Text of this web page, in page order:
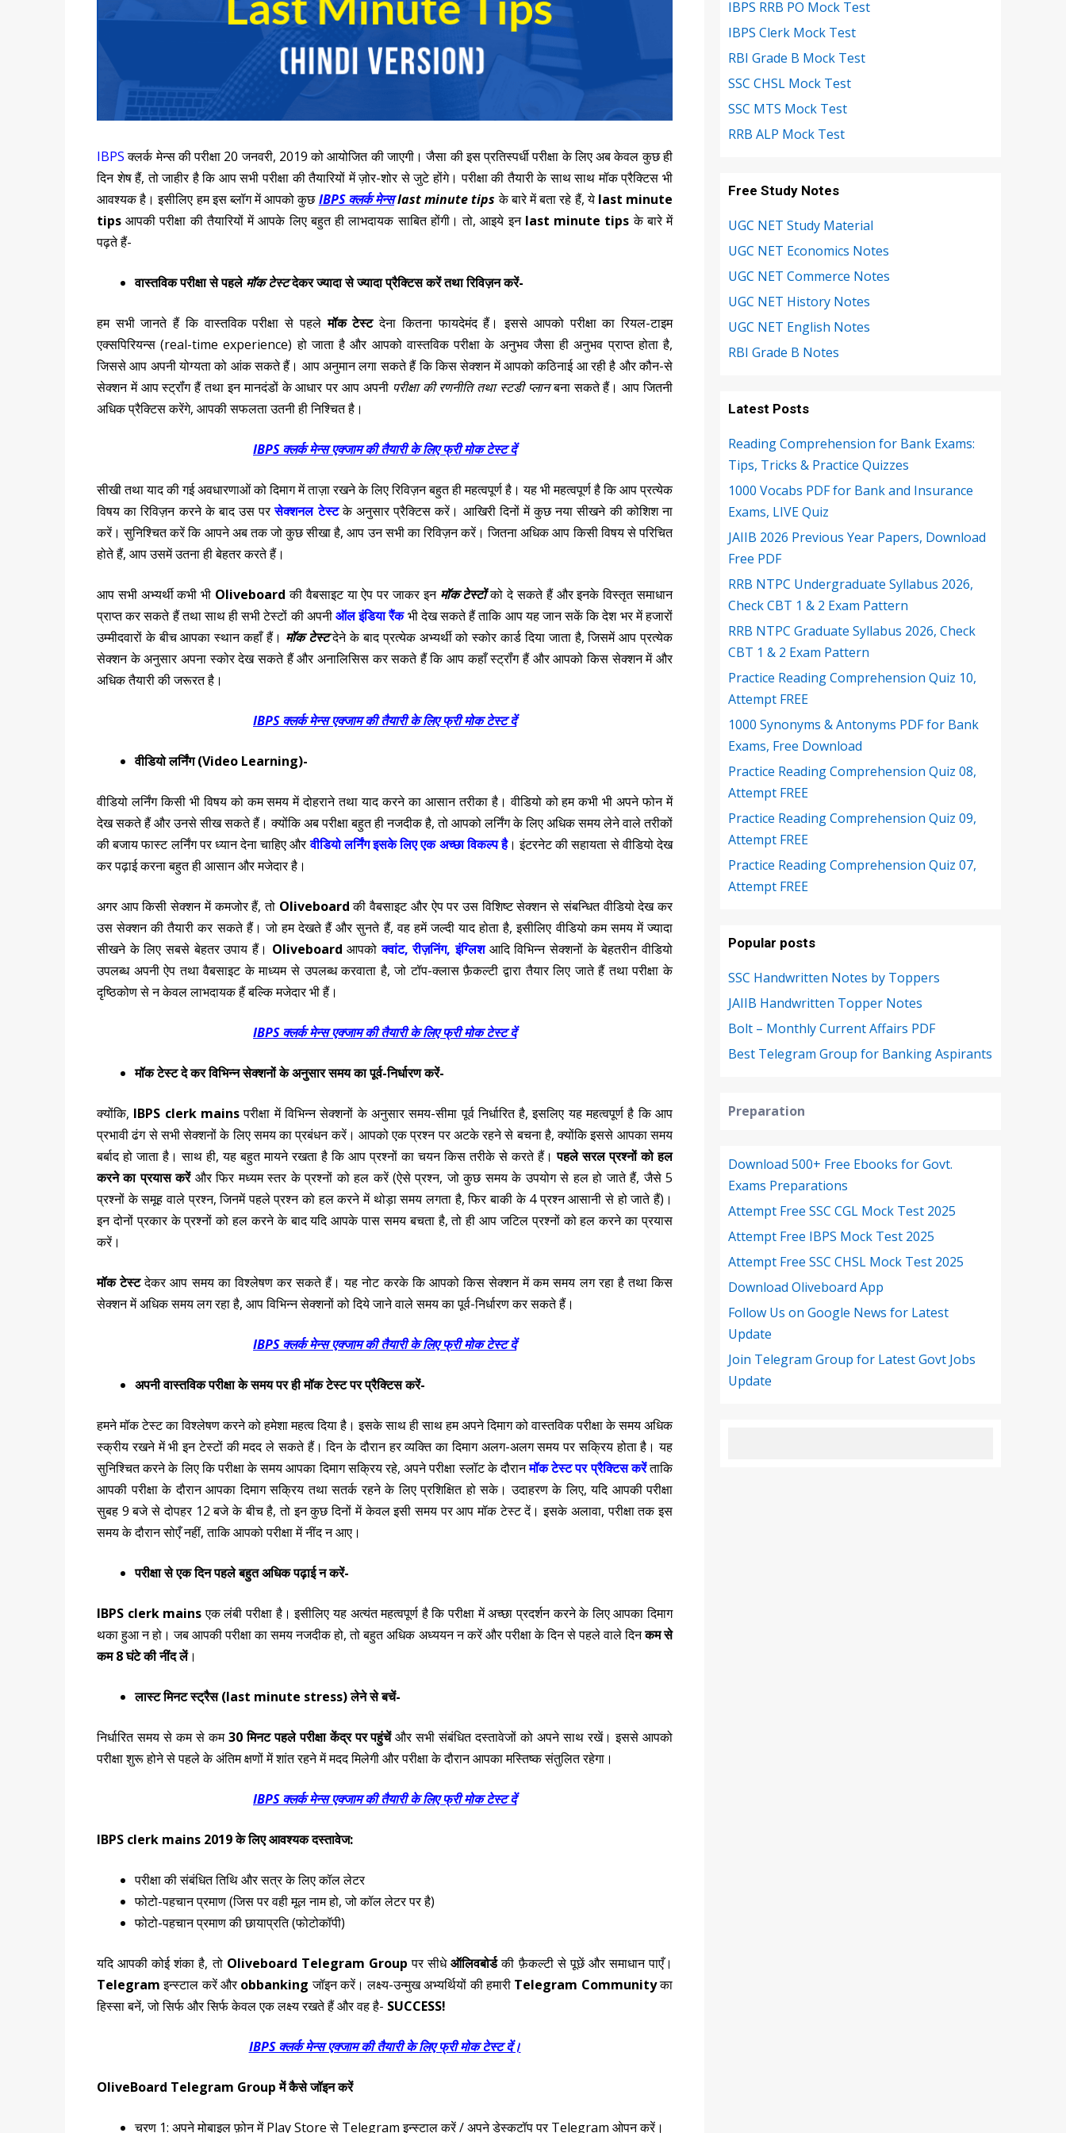
IBPSक्लर्क मेन्स की परीक्षा 20 जनवरी, 2019को आयोजित की जाएगी। जैसा की इस प्रतिस्पर्धी परीक्षा के लिए अब केवल कुछ ही
दिन शेष हैं,तो जाहीर है कि आप सभी परीक्षा की तैयारियों में ज़ोर-शोर से जुटे होंगे। परीक्षा की तैयारी के साथ साथ मॉक प्रैक्टिस भी
आवश्यक है। इसीलिए हम इस ब्लॉग में आपको कुछIBPS क्लर्क मेन्सlast minute tips के बारे में बता रहे हैं, ये last minute
tips आपकी परीक्षा की तैयारियों में आपके लिए बहुत ही लाभदायक साबित होंगी। तो, आइये इन last minute tips के बारे में
पढ़ते हैं-
वास्तविक परीक्षा से पहलेमॉक टेस्टदेकर ज्यादा से ज्यादा प्रैक्टिस करें तथा रिविज़न करें-
हम सभी जानते हैं कि वास्तविक परीक्षा से पहलेमॉक टेस्टदेना कितना फायदेमंद हैं। इससे आपको परीक्षा का रियल-टाइम
एक्सपिरियन्स (real-time experience) हो जाता है और आपको वास्तविक परीक्षा के अनुभव जैसा ही अनुभव प्राप्त होता है,
जिससे आप अपनी योग्यता को आंक सकते हैं। आप अनुमान लगा सकते हैं कि किस सेक्शन में आपको कठिनाई आ रही है और कौन-से
सेक्शन में आप स्ट्रॉंग हैं तथा इन मानदंडों के आधार पर आप अपनी परीक्षा की रणनीति तथा स्टडी प्लानबना सकते हैं। आप जितनी
अधिक प्रैक्टिस करेंगे, आपकी सफलता उतनी ही निश्चित है।
IBPS क्लर्क मेन्स एक्जाम की तैयारी के लिए फ्री मोक टेस्ट दें
सीखी तथा याद की गई अवधारणाओं को दिमाग में ताज़ा रखने के लिए रिविज़न बहुत ही महत्वपूर्ण है। यह भी महत्वपूर्ण है कि आप प्रत्येक
विषय का रिविज़न करने के बाद उस परसेक्शनल टेस्टके अनुसार प्रैक्टिस करें। आखिरी दिनों में कुछ नया सीखने की कोशिश ना
करें। सुनिश्चित करें कि आपने अब तक जो कुछ सीखा है, आप उन सभी का रिविज़न करें। जितना अधिक आप किसी विषय से परिचित
होते हैं, आप उसमें उतना ही बेहतर करते हैं।
आप सभी अभ्यर्थी कभी भी Oliveboard की वैबसाइट या ऐप पर जाकर इन मॉक टेस्टोंको दे सकते हैं और इनके विस्तृत समाधान
प्राप्त कर सकते हैं तथा साथ ही सभी टेस्टों की अपनीऑल इंडिया रैंकभी देख सकते हैं ताकि आप यह जान सकें कि देश भर में हजारों
उम्मीदवारों के बीच आपका स्थान कहाँ हैं। मॉक टेस्टदेने के बाद प्रत्येक अभ्यर्थी को स्कोर कार्ड दिया जाता है, जिसमें आप प्रत्येक
सेक्शन के अनुसार अपना स्कोर देख सकते हैं और अनालिसिस कर सकते हैं कि आप कहाँ स्ट्रॉंग हैं और आपको किस सेक्शन में और
अधिक तैयारी की जरूरत है।
IBPS क्लर्क मेन्स एक्जाम की तैयारी के लिए फ्री मोक टेस्ट दें
वीडियो लर्निंग (Video Learning)-
वीडियो लर्निंग किसी भी विषय को कम समय में दोहराने तथा याद करने का आसान तरीका है। वीडियो को हम कभी भी अपने फोन में
देख सकते हैं और उनसे सीख सकते हैं। क्योंकि अब परीक्षा बहुत ही नजदीक है, तो आपको लर्निंग के लिए अधिक समय लेने वाले तरीकों
की बजाय फास्ट लर्निंग पर ध्यान देना चाहिए औरवीडियो लर्निंग इसके लिए एक अच्छा विकल्प है। इंटरनेट की सहायता से वीडियो देख
कर पढ़ाई करना बहुत ही आसान और मजेदार है।
अगर आप किसी सेक्शन में कमजोर हैं, तो Oliveboardकी वैबसाइट और ऐप पर उस विशिष्ट सेक्शन से संबन्धित वीडियो देख कर
उस सेक्शन की तैयारी कर सकते हैं। जो हम देखते हैं और सुनते हैं, वह हमें जल्दी याद होता है, इसीलिए वीडियो कम समय में ज्यादा
सीखने के लिए सबसे बेहतर उपाय हैं। Oliveboard आपकोक्वांट, रीज़निंग, इंग्लिशआदि विभिन्न सेक्शनों केबेहतरीन वीडियो
उपलब्ध अपनी ऐप तथा वैबसाइट के माध्यम से उपलब्ध करवाता है, जो टॉप-क्लास फ़ैकल्टी द्वारा तैयार लिए जाते हैं तथा परीक्षा के
दृष्ठिकोण से न केवल लाभदायक हैं बल्कि मजेदार भी हैं।
IBPS क्लर्क मेन्स एक्जाम की तैयारी के लिए फ्री मोक टेस्ट दें
मॉक टेस्ट दे कर विभिन्न सेक्शनों के अनुसार समय का पूर्व-निर्धारण करें-
क्योंकि, IBPS clerk mainsपरीक्षा में विभिन्न सेक्शनों के अनुसार समय-सीमा पूर्व निर्धारित है, इसलिए यह महत्वपूर्ण है कि आप
प्रभावी ढंग से सभी सेक्शनों के लिए समय का प्रबंधन करें। आपको एक प्रश्न पर अटके रहने से बचना है, क्योंकि इससे आपका समय
बर्बाद हो जाता है। साथ ही, यह बहुत मायने रखता है कि आप प्रश्नों का चयन किस तरीके से करते हैं।पहले सरल प्रश्नों को हल
करने का प्रयास करेंऔर फिर मध्यम स्तर के प्रश्नों को हल करें (ऐसे प्रश्न, जो कुछ समय के उपयोग से हल हो जाते हैं, जैसे 5
प्रश्नों के समूह वाले प्रश्न, जिनमें पहले प्रश्न को हल करने में थोड़ा समय लगता है, फिर बाकी के 4 प्रश्न आसानी से हो जाते हैं)।
इन दोनों प्रकार के प्रश्नों को हल करने के बाद यदि आपके पास समय बचता है, तो ही आप जटिल प्रश्नों को हल करने का प्रयास
करें।
मॉक टेस्टदेकर आप समय का विश्लेषण कर सकते हैं। यह नोट करके कि आपको किस सेक्शन में कम समय लग रहा है तथा किस
सेक्शन में अधिक समय लग रहा है, आप विभिन्न सेक्शनों को दिये जाने वाले समय का पूर्व-निर्धारण कर सकते हैं।
IBPS क्लर्क मेन्स एक्जाम की तैयारी के लिए फ्री मोक टेस्ट दें
अपनी वास्तविक परीक्षा के समय पर ही मॉक टेस्ट पर प्रैक्टिस करें-
हमने मॉक टेस्ट का विश्लेषण करने को हमेशा महत्व दिया है। इसके साथ ही साथ हम अपने दिमाग को वास्तविक परीक्षा के समय अधिक
स्क्रीय रखने में भी इन टेस्टों की मदद ले सकते हैं। दिन के दौरान हर व्यक्ति का दिमाग अलग-अलग समय पर सक्रिय होता है। यह
सुनिश्चित करने के लिए कि परीक्षा के समय आपका दिमाग सक्रिय रहे, अपने परीक्षा स्लॉट के दौरानमॉक टेस्ट पर प्रैक्टिस करेंताकि
आपकी परीक्षा के दौरान आपका दिमाग सक्रिय तथा सतर्क रहने के लिए प्रशिक्षित हो सके। उदाहरण के लिए, यदि आपकी परीक्षा
सुबह 9 बजे से दोपहर 12 बजे के बीच है, तो इन कुछ दिनों में केवल इसी समय पर आप मॉक टेस्ट दें। इसके अलावा, परीक्षा तक इस
समय के दौरान सोएँ नहीं, ताकि आपको परीक्षा में नींद न आए।
परीक्षा से एक दिन पहले बहुत अधिक पढ़ाई न करें-
IBPS clerk mainsएक लंबी परीक्षा है। इसीलिए यह अत्यंत महत्वपूर्ण है कि परीक्षा में अच्छा प्रदर्शन करने के लिए आपका दिमाग
थका हुआ न हो। जब आपकी परीक्षा का समय नजदीक हो, तो बहुत अधिक अध्ययन न करें और परीक्षा के दिन से पहले वाले दिनकम से
कम 8 घंटे की नींद लें।
लास्ट मिनट स्ट्रैस (last minute stress) लेने से बचें-
निर्धारित समय से कम से कम30 मिनट पहले परीक्षा केंद्र पर पहुंचेंऔर सभी संबंधित दस्तावेजों को अपने साथ रखें। इससे आपको
परीक्षा शुरू होने से पहले के अंतिम क्षणों में शांत रहने में मदद मिलेगी और परीक्षा के दौरान आपका मस्तिष्क संतुलित रहेगा।
IBPS क्लर्क मेन्स एक्जाम की तैयारी के लिए फ्री मोक टेस्ट दें
IBPS clerk mains 2019 के लिए आवश्यक दस्तावेज:
परीक्षा की संबंधित तिथि और सत्र के लिए कॉल लेटर
फोटो-पहचान प्रमाण (जिस पर वही मूल नाम हो, जो कॉल लेटर पर है)
फोटो-पहचान प्रमाण की छायाप्रति (फोटोकॉपी)
यदि आपकी कोई शंका है,तो Oliveboard Telegram Group पर सीधेऑलिवबोर्डकी फ़ैकल्टी से पूछें और समाधान पाएँ।
Telegramइन्स्टाल करें औरobbanking जॉइन करें। लक्ष्य-उन्मुख अभ्यर्थियों की हमारी Telegram Communityका
हिस्सा बनें,जो सिर्फ और सिर्फ केवल एक लक्ष्य रखते हैं और वह है- SUCCESS!
IBPS क्लर्क मेन्स एक्जाम की तैयारी के लिए फ्री मोक टेस्ट दें।
OliveBoard Telegram Group में कैसे जॉइन करें
चरण 1: अपने मोबाइल फ़ोन मेंPlayStoreसे Telegramइन्स्टाल करें / अपने डेस्कटॉप परTelegram ओपन करें।
IBPS RRB PO Mock Test
IBPS Clerk Mock Test
RBI Grade B Mock Test
SSC CHSL Mock Test
SSC MTS Mock Test
RRB ALP Mock Test
Free Study Notes
UGC NET Study Material
UGC NET Economics Notes
UGC NET Commerce Notes
UGC NET History Notes
UGC NET English Notes
RBI Grade B Notes
Latest Posts
Reading Comprehension for Bank Exams:
Tips, Tricks & Practice Quizzes
1000 Vocabs PDF for Bank and Insurance
Exams, LIVE Quiz
JAIIB 2026 Previous Year Papers, Download
Free PDF
RRB NTPC Undergraduate Syllabus 2026,
Check CBT 1 & 2 Exam Pattern
RRB NTPC Graduate Syllabus 2026, Check
CBT 1 & 2 Exam Pattern
Practice Reading Comprehension Quiz 10,
Attempt FREE
1000 Synonyms & Antonyms PDF for Bank
Exams, Free Download
Practice Reading Comprehension Quiz 08,
Attempt FREE
Practice Reading Comprehension Quiz 09,
Attempt FREE
Practice Reading Comprehension Quiz 07,
Attempt FREE
Popular posts
SSC Handwritten Notes by Toppers
JAIIB Handwritten Topper Notes
Bolt – Monthly Current Affairs PDF
Best Telegram Group for Banking Aspirants
Preparation
Download 500+ Free Ebooks for Govt.
Exams Preparations
Attempt Free SSC CGL Mock Test 2025
Attempt Free IBPS Mock Test 2025
Attempt Free SSC CHSL Mock Test 2025
Download Oliveboard App
Follow Us on Google News for Latest
Update
Join Telegram Group for Latest Govt Jobs
Update